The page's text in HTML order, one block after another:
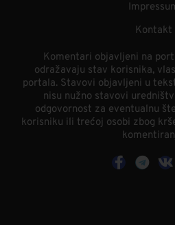
Kontakt
Komentari objavljeni na
odražavaju stav korisnika,
portala. Stavovi objavljeni u
nisu nužno stavovi
odgovornost za eventualnu
korisniku ili trećoj osobi zbog